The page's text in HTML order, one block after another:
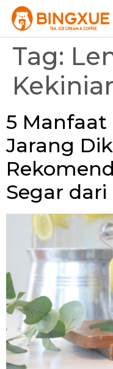
Tag:
5 Manfaat
Jarang
Segar